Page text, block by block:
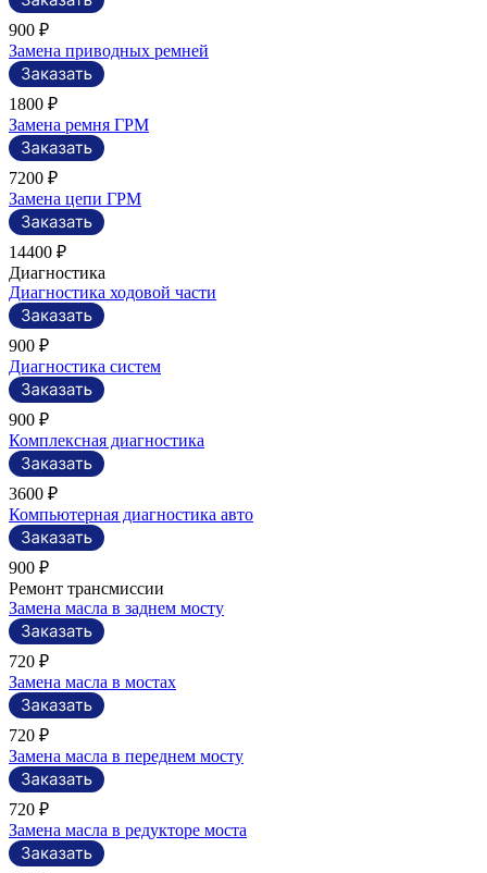
900 ₽
Замена приводных ремней
1800 ₽
Замена ремня ГРМ
7200 ₽
Замена цепи ГРМ
14400 ₽
Диагностика
Диагностика ходовой части
900 ₽
Диагностика систем
900 ₽
Комплексная диагностика
3600 ₽
Компьютерная диагностика авто
900 ₽
Ремонт трансмиссии
Замена масла в заднем мосту
720 ₽
Замена масла в мостах
720 ₽
Замена масла в переднем мосту
720 ₽
Замена масла в редукторе моста